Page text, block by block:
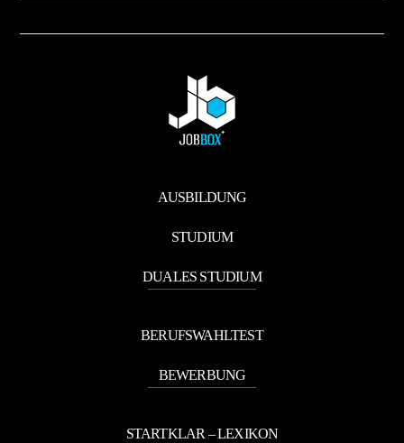
AUSBILDUNG
STUDIUM
DUALES STUDIUM
BERUFSWAHLTEST
BEWERBUNG
STARTKLAR – LEXIKON